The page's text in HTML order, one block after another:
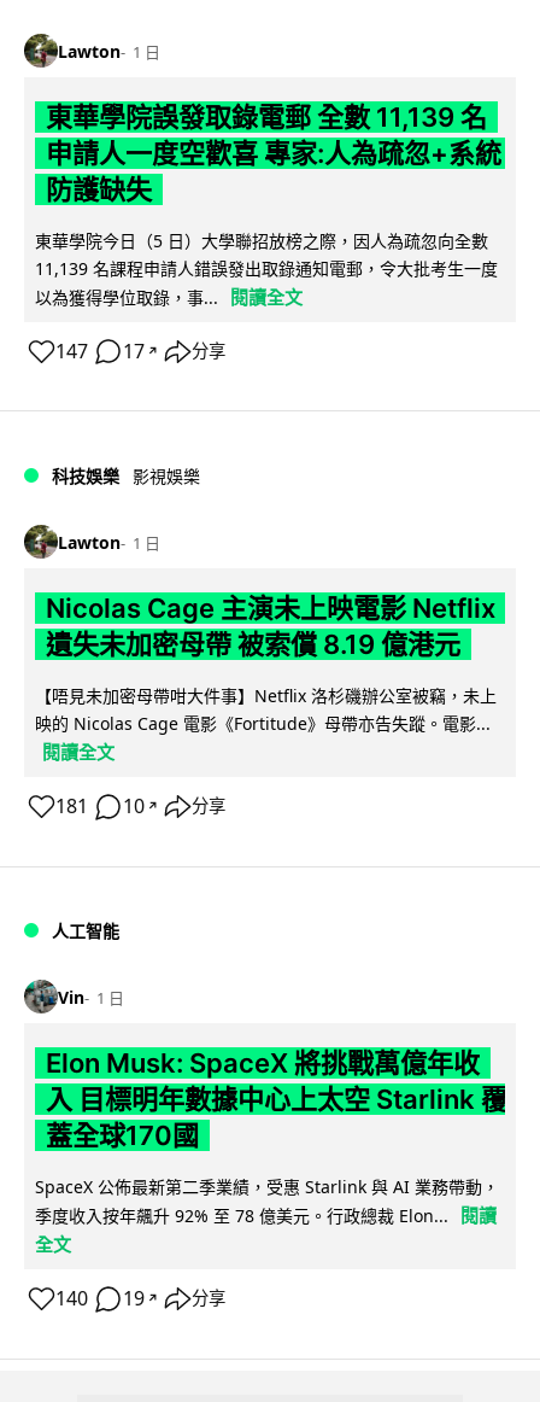
Lawton 1 日
東華學院誤發取錄電郵 全數 11,139 名
申請人一度空歡喜 專家:人為疏忽+系統
防護缺失
東華學院今日（5 日）大學聯招放榜之際，因人為疏忽向全數
11,139 名課程申請人錯誤發出取錄通知電郵，令大批考生一度
以為獲得學位取錄，事...
閱讀全文
147 17 ↗ 分享
科技娛樂 影視娛樂
Lawton 1 日
Nicolas Cage 主演未上映電影 Netflix
遺失未加密母帶 被索償 8.19 億港元
【唔見未加密母帶咁大件事】Netflix 洛杉磯辦公室被竊，未上
映的 Nicolas Cage 電影《Fortitude》母帶亦告失蹤。電影...
閱讀全文
181 10 ↗ 分享
人工智能
Vin 1 日
Elon Musk: SpaceX 將挑戰萬億年收
入 目標明年數據中心上太空 Starlink 覆
蓋全球170國
SpaceX 公佈最新第二季業績，受惠 Starlink 與 AI 業務帶動，
季度收入按年飆升 92% 至 78 億美元。行政總裁 Elon...
閱讀
全文
140 19 ↗ 分享